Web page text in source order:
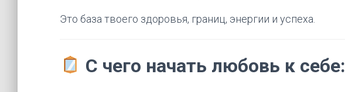
Это база твоего здоровья, границ, энергии и успеха.
С чего начать любовь к себе: